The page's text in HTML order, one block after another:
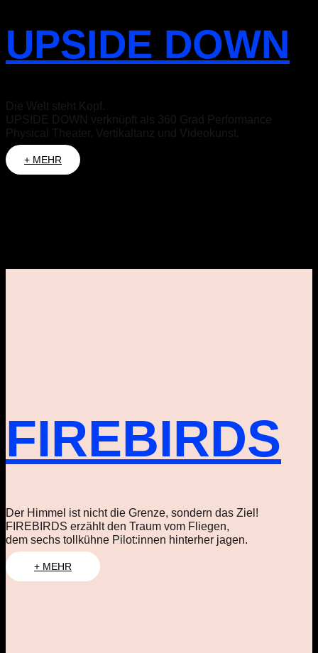
UPSIDE DOWN
Die Welt steht Kopf.
UPSIDE DOWN verknüpft als 360 Grad Performance
Physical Theater, Vertikaltanz und Videokunst.
+ MEHR
FIREBIRDS
Der Himmel ist nicht die Grenze, sondern das Ziel!
FIREBIRDS erzählt den Traum vom Fliegen,
dem sechs tollkühne Pilot:innen hinterher jagen.
+ MEHR